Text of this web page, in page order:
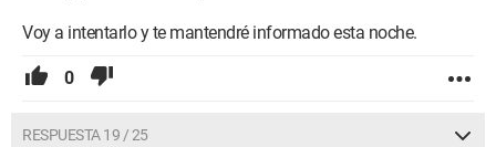
Voy a intentarlo y te mantendré informado esta noche.
0
RESPUESTA 19 / 25